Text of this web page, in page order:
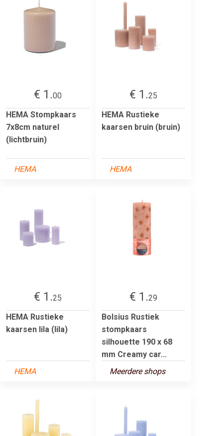
€ 1.00
HEMA Stompkaars
7x8cm naturel
(lichtbruin)
HEMA
€ 1.25
HEMA Rustieke
kaarsen bruin (bruin)
HEMA
€ 1.25
HEMA Rustieke
kaarsen lila (lila)
HEMA
€ 1.29
Bolsius Rustiek
stompkaars
silhouette 190 x 68
mm Creamy car...
Meerdere shops